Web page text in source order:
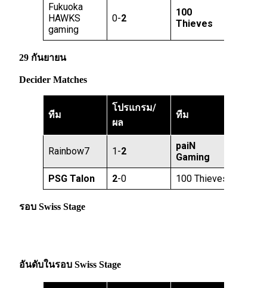
Fukuoka
HAWKS
gaming
0-2
100
Thieves
29 กันยายน
Decider Matches
ทีม
โปรแกรม/
ผล
ทีม
Rainbow7 1-2
paiN
Gaming
PSG Talon
2-0 100 Thieves
รอบ Swiss Stage
อันดับในรอบ Swiss Stage